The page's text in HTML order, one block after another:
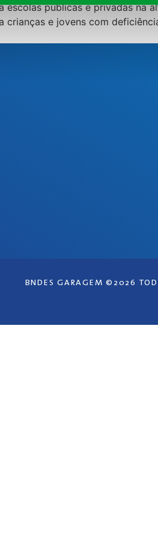
escolas públicas e privadas na
e jovens com
BNDES GARAGEM ©2026